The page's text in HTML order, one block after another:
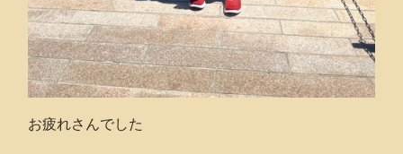
お疲れさんでした